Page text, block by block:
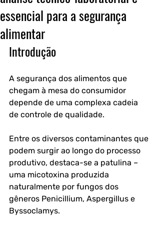
essencial para a segurança
alimentar
Introdução
A segurança dos alimentos que
chegam à mesa do consumidor
depende de uma complexa cadeia
de controle de qualidade.
Entre os diversos contaminantes que
podem surgir ao longo do processo
produtivo, destaca-se a patulina –
uma micotoxina produzida
naturalmente por fungos dos
gêneros Penicillium, Aspergillus e
Byssoclamys.